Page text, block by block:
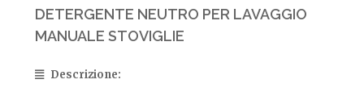
DETERGENTE NEUTRO PER LAVAGGIO
MANUALE STOVIGLIE
Descrizione: